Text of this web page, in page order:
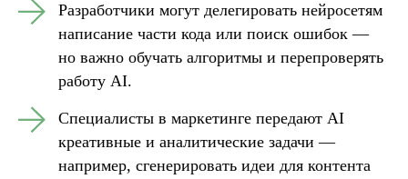
Разработчики могут делегировать нейросетям
написание части кода или поиск ошибок —
но важно обучать алгоритмы и перепроверять
работу AI.
Специалисты в маркетинге передают AI
креативные и аналитические задачи —
например, сгенерировать идеи для контента